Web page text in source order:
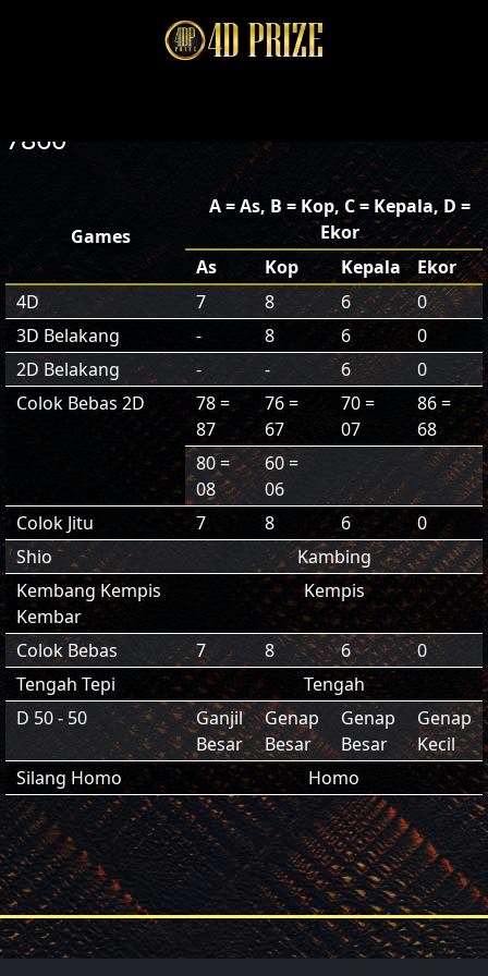
7860
Games
A = As, B = Kop, C = Kepala, D =
Ekor
As
Kop Kepala
Ekor
4D
7 8 6
0
3D Belakang
- 8 6
0
2D Belakang
- - 6
0
Colok Bebas 2D
78 =
87
76 =
67
70 =
07
86 =
68
80 =
08
60 =
06
Colok Jitu
7 8 6
0
Shio
Kambing
Kembang Kempis
Kembar
Kempis
Colok Bebas 7 8 6
0
Tengah Tepi
Tengah
D 50 - 50
Ganjil
Besar
Genap
Besar
Genap
Besar
Genap
Kecil
Silang Homo
Homo